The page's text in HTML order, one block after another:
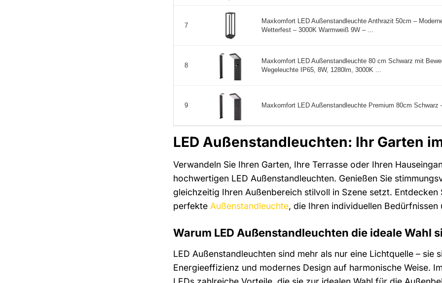
7
Maxkomfort LED Außenstandleuchte Anthrazit 50cm –
Wetterfest – 3000K Warmweiß 9W – ...
8
Maxkomfort LED Außenstandleuchte 80 cm Schwarz mit
Wegeleuchte IP65, 8W, 1280lm, 3000K ...
9 Maxkomfort LED Außenstandleuchte Premium 80cm Schwarz
LED Außenstandleuchten: Ihr Garten
Verwandeln Sie Ihren Garten, Ihre Terrasse oder Ihren
hochwertigen LED Außenstandleuchten. Genießen Sie
gleichzeitig Ihren Außenbereich stilvoll in Szene setzt.
perfekte Außenstandleuchte, die Ihren individuellen
Warum LED Außenstandleuchten die ideale Wahl
LED Außenstandleuchten sind mehr als nur eine Lichtquelle – sie
Energieeffizienz und modernes Design auf harmonische Weise.